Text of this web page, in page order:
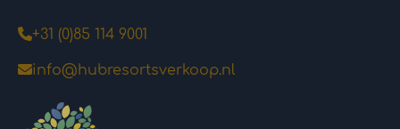
+31 (0)85 114 9001
info@hubresortsverkoop.nl